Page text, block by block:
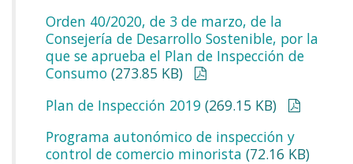
Orden 40/2020, de 3 de marzo, de la
Consejería de Desarrollo Sostenible, por la
que se aprueba el Plan de Inspección de
Consumo (273.85 KB)
Plan de Inspección 2019 (269.15 KB)
Programa autonómico de inspección y
control de comercio minorista (72.16 KB)